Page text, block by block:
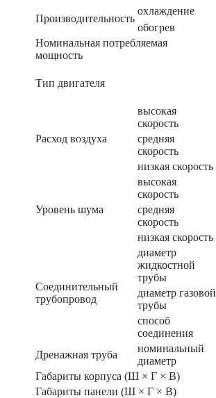
Производительность
охлаждение
обогрев
Номинальная потребляемая
мощность
Тип двигателя
Расход воздуха
высокая
скорость
средняя
скорость
низкая скорость
Уровень шума
высокая
скорость
средняя
скорость
низкая скорость
Соединительный
трубопровод
диаметр
жидкостной
трубы
диаметр газовой
трубы
способ
соединения
Дренажная труба
номинальный
диаметр
Габариты корпуса (Ш × Г × В)
Габариты панели (Ш × Г × В)